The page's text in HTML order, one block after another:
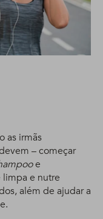
as irmãs
– começar
e
limpa e nutre
além de ajudar a